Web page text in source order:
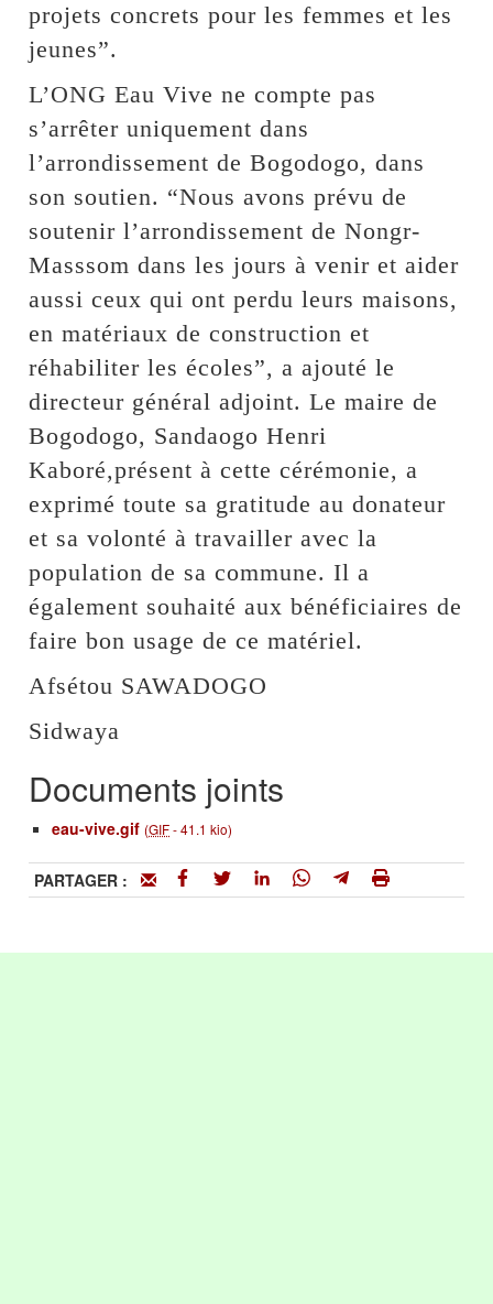
projets concrets pour les femmes et les
jeunes”.
L’ONG Eau Vive ne compte pas
s’arrêter uniquement dans
l’arrondissement de Bogodogo, dans
son soutien. “Nous avons prévu de
soutenir l’arrondissement de Nongr-
Masssom dans les jours à venir et aider
aussi ceux qui ont perdu leurs maisons,
en matériaux de construction et
réhabiliter les écoles”, a ajouté le
directeur général adjoint. Le maire de
Bogodogo, Sandaogo Henri
Kaboré,présent à cette cérémonie, a
exprimé toute sa gratitude au donateur
et sa volonté à travailler avec la
population de sa commune. Il a
également souhaité aux bénéficiaires de
faire bon usage de ce matériel.
Afsétou SAWADOGO
Sidwaya
Documents joints
eau-vive.gif (GIF-41.1 kio)
PARTAGER :